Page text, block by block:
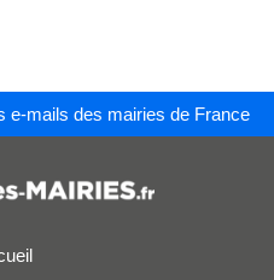
e-mails des mairies de France